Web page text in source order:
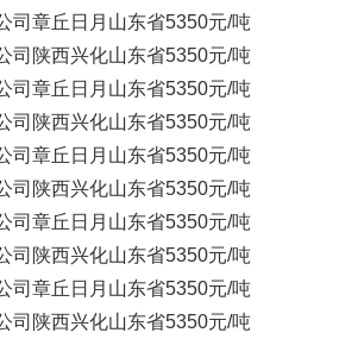
司 章丘日月 山东省5350元/吨
司 陕西兴化山东省5350元/吨
司 章丘日月 山东省5350元/吨
司 陕西兴化山东省5350元/吨
司 章丘日月 山东省5350元/吨
司 陕西兴化山东省5350元/吨
司 章丘日月 山东省5350元/吨
司 陕西兴化山东省5350元/吨
司 章丘日月 山东省5350元/吨
司 陕西兴化山东省5350元/吨